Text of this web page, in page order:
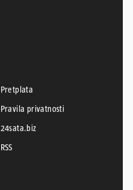
Pretplata
Pravila privatnosti
24sata.biz
RSS